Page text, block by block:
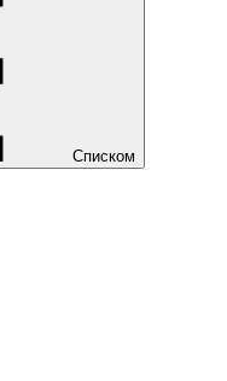
Списком